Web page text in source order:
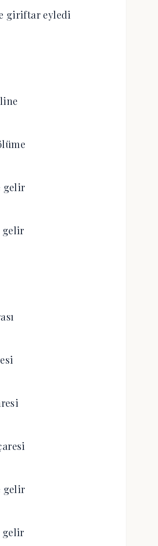
giriftar eyledi
gelir
gelir
gelir
gelir